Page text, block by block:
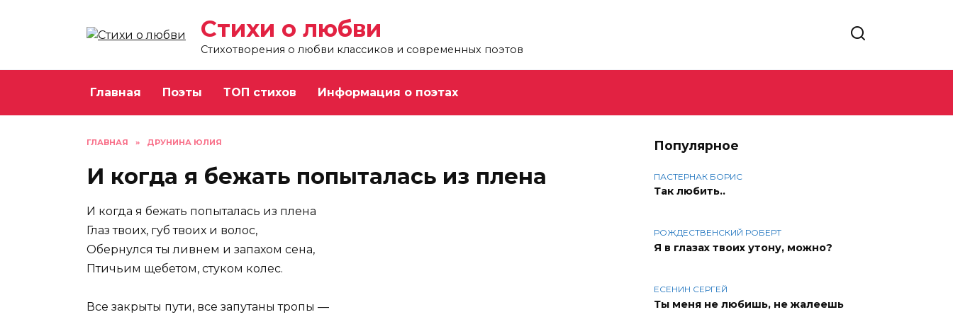
Стихи о любви
Стихотворения о любви классиков и современных поэтов
Главная Поэты ТОП стихов Информация о поэтах
ГЛАВНАЯ » ДРУНИНА ЮЛИЯ
И когда я бежать попыталась из плена
И когда я бежать попыталась из плена
Глаз твоих, губ твоих и волос,
Обернулся ты ливнем и запахом сена,
Птичьим щебетом, стуком колес.
Все закрыты пути, все запутаны тропы —
Популярное
ПАСТЕРНАК БОРИС
Так любить..
РОЖДЕСТВЕНСКИЙ РОБЕРТ
Я в глазах твоих утону, можно?
ЕСЕНИН СЕРГЕЙ
Ты меня не любишь, не жалеешь